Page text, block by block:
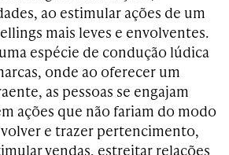
ao estimular ações de um
mais leves e envolventes.
espécie de condução lúdica
onde ao oferecer um
as pessoas se engajam
ações que não fariam do modo
e trazer pertencimento,
vendas, estreitar relações